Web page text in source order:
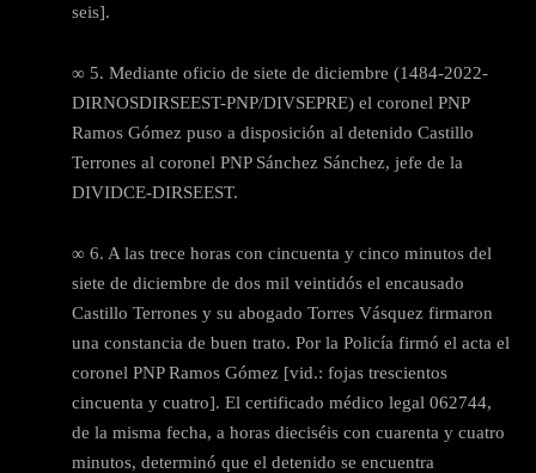
seis].
∞ 5. Mediante oficio de siete de diciembre (1484-2022-
DIRNOSDIRSEEST-PNP/DIVSEPRE) el coronel PNP
Ramos Gómez puso a disposición al detenido Castillo
Terrones al coronel PNP Sánchez Sánchez, jefe de la
DIVIDCE-DIRSEEST.
∞ 6. A las trece horas con cincuenta y cinco minutos del
siete de diciembre de dos mil veintidós el encausado
Castillo Terrones y su abogado Torres Vásquez firmaron
una constancia de buen trato. Por la Policía firmó el acta el
coronel PNP Ramos Gómez [vid.: fojas trescientos
cincuenta y cuatro]. El certificado médico legal 062744,
de la misma fecha, a horas dieciséis con cuarenta y cuatro
minutos, determinó que el detenido se encuentra